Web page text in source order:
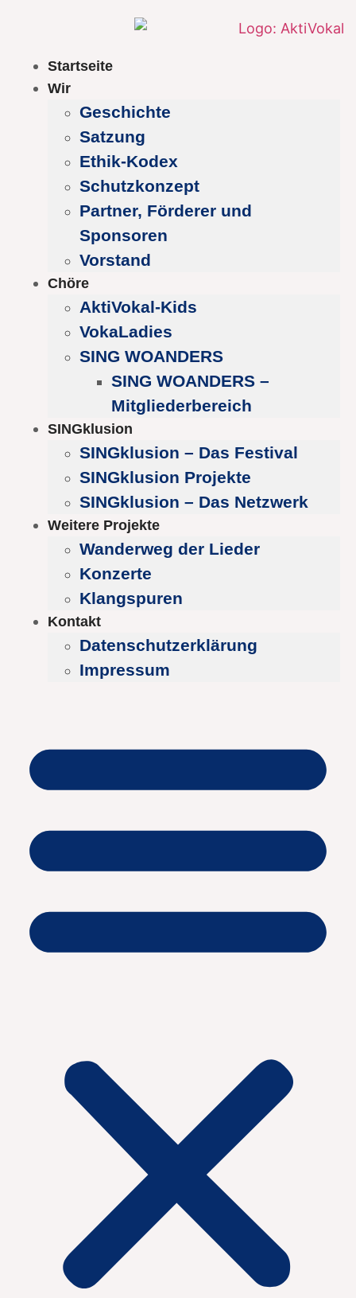
Startseite
Wir
Geschichte
Satzung
Ethik-Kodex
Schutzkonzept
Partner, Förderer und
Sponsoren
Vorstand
Chöre
AktiVokal-Kids
VokaLadies
SING WOANDERS
SING WOANDERS –
Mitgliederbereich
SINGklusion
SINGklusion – Das Festival
SINGklusion Projekte
SINGklusion – Das Netzwerk
Weitere Projekte
Wanderweg der Lieder
Konzerte
Klangspuren
Kontakt
Datenschutzerklärung
Impressum